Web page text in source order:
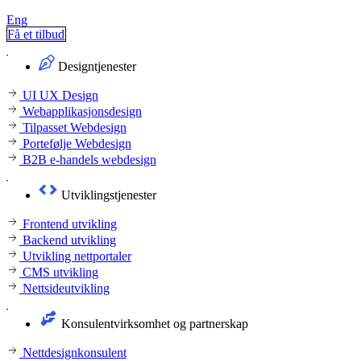
Eng
Få et tilbud
Designtjenester
UI UX Design
Webapplikasjonsdesign
Tilpasset Webdesign
Portefølje Webdesign
B2B e-handels webdesign
Utviklingstjenester
Frontend utvikling
Backend utvikling
Utvikling nettportaler
CMS utvikling
Nettsideutvikling
Konsulentvirksomhet og partnerskap
Nettdesignkonsulent